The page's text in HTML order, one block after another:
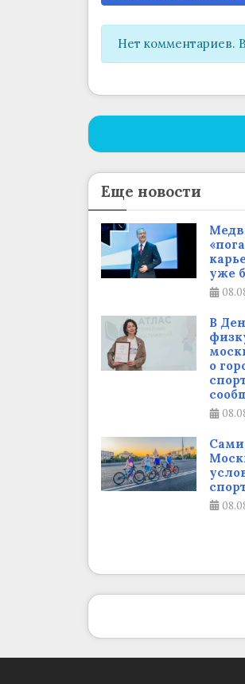
Нет комментариев.
Еще новости
уже
В
о